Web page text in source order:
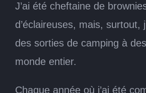
J’ai été cheftaine de
d’éclaireuses, mais, surtout,
des sorties de camping à
monde entier.
Chaque année où j’ai été